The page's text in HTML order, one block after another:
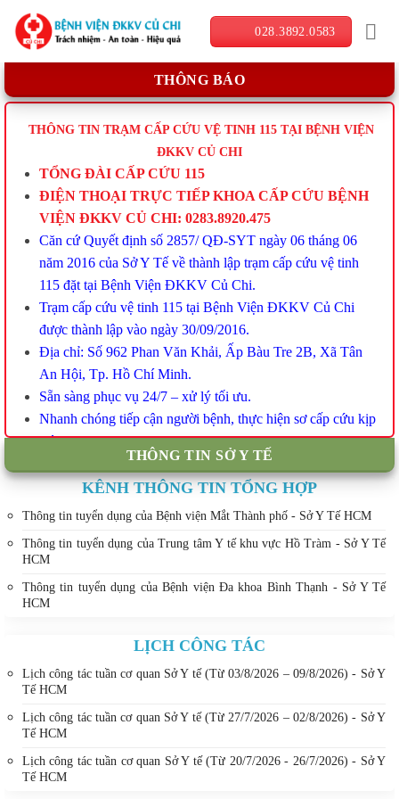
content
028.3892.0583
THÔNG BÁO
THÔNG TIN TRẠM CẤP CỨU VỆ TINH 115 TẠI BỆNH VIỆN
ĐKKV CỦ CHI
TỔNG ĐÀI CẤP CỨU 115
ĐIỆN THOẠI TRỰC TIẾP KHOA CẤP CỨU BỆNH
VIỆN ĐKKV CỦ CHI: 0283.8920.475
Căn cứ Quyết định số 2857/ QĐ-SYT ngày 06 tháng 06
năm 2016 của Sở Y Tế về thành lập trạm cấp cứu vệ tinh
115 đặt tại Bệnh Viện ĐKKV Củ Chi.
Trạm cấp cứu vệ tinh 115 tại Bệnh Viện ĐKKV Củ Chi
được thành lập vào ngày 30/09/2016.
Địa chỉ: Số 962 Phan Văn Khải, Ấp Bàu Tre 2B, Xã Tân
An Hội, Tp. Hồ Chí Minh.
Sẵn sàng phục vụ 24/7 – xử lý tối ưu.
Nhanh chóng tiếp cận người bệnh, thực hiện sơ cấp cứu kịp
thời.
Trao đổi trực tiếp qua điện thoại, hướng dẫn người nhà cách
sơ cứu người bệnh trong thời gian chờ xe cấp cứu.
V/v Triển khai thực hiện giá dịch vụ khám bệnh, chữa
Thông báo từ ngày 01/01/2025 Bệnh viện Đa khoa khu vực
Quỹ Bảo hiểm thanh toán và dịch vụ kỹ thuật không thuộc
dịch vụ theo yêu cầu theo Nghị quyết số 118/NQ-HĐND
ngày 11/12/2024 của Hội đồng nhân dân Thành phố Hồ
Chí Minh.
THÔNG BÁO THỜI GIAN LÀM VIỆC KHU TIÊM
THÔNG TIN SỞ Y TẾ
KÊNH THÔNG TIN TỔNG HỢP
Thông tin tuyển dụng của Bệnh viện Mắt Thành phố - Sở Y Tế HCM
Thông tin tuyển dụng của Trung tâm Y tế khu vực Hồ Tràm - Sở Y Tế
HCM
Thông tin tuyển dụng của Bệnh viện Đa khoa Bình Thạnh - Sở Y Tế
HCM
LỊCH CÔNG TÁC
Lịch công tác tuần cơ quan Sở Y tế (Từ 03/8/2026 – 09/8/2026) - Sở Y
Tế HCM
Lịch công tác tuần cơ quan Sở Y tế (Từ 27/7/2026 – 02/8/2026) - Sở Y
Tế HCM
Lịch công tác tuần cơ quan Sở Y tế (Từ 20/7/2026 - 26/7/2026) - Sở Y
Tế HCM